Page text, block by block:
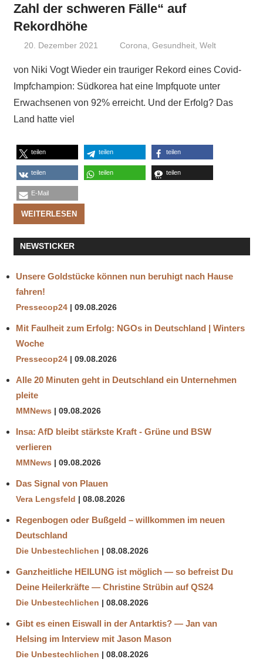
Zahl der schweren Fälle“ auf
Rekordhöhe
20. Dezember 2021 Niki Vogt
Corona,Gesundheit,Welt
von Niki Vogt Wieder ein trauriger Rekord eines Covid-
Impfchampion: Südkorea hat eine Impfquote unter
Erwachsenen von 92% erreicht. Und der Erfolg? Das
Land hatte viel
teilen teilen teilen
teilen teilen teilen
E-Mail
WEITERLESEN
NEWSTICKER
Unsere Goldstücke können nun beruhigt nach Hause
fahren!
Pressecop24 09.08.2026
Mit Faulheit zum Erfolg: NGOs in Deutschland | Winters
Woche
Pressecop24 09.08.2026
Alle 20 Minuten geht in Deutschland ein Unternehmen
pleite
MMNews 09.08.2026
Insa: AfD bleibt stärkste Kraft - Grüne und BSW
verlieren
MMNews 09.08.2026
Das Signal von Plauen
Vera Lengsfeld 08.08.2026
Regenbogen oder Bußgeld – willkommen im neuen
Deutschland
Die Unbestechlichen 08.08.2026
Ganzheitliche HEILUNG ist möglich — so befreist Du
Deine Heilerkräfte — Christine Strübin auf QS24
Die Unbestechlichen 08.08.2026
Gibt es einen Eiswall in der Antarktis? — Jan van
Helsing im Interview mit Jason Mason
Die Unbestechlichen 08.08.2026